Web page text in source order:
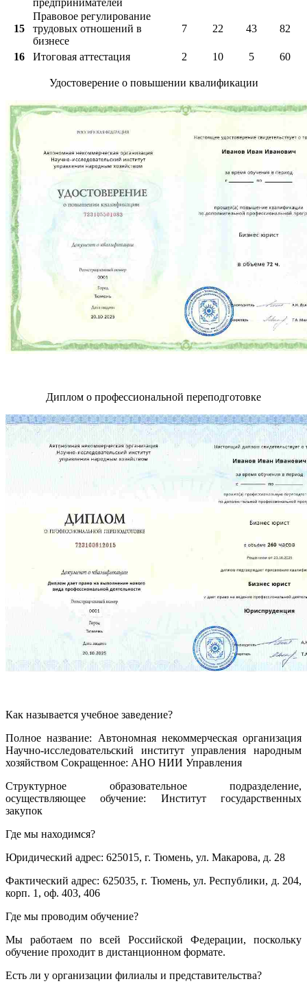
предпринимателей
15
Правовое регулирование
трудовых отношений в
бизнесе
7 22 43 82
16 Итоговая аттестация 2 10 5 60
Удостоверение о повышении квалификации
Диплом о профессиональной переподготовке
Как называется учебное заведение?
Полное название: Автономная некоммерческая организация
Научно-исследовательский институт управления народным
хозяйством Сокращенное: АНО НИИ Управления
Структурное образовательное подразделение,
осуществляющее обучение: Институт государственных
закупок
Где мы находимся?
Юридический адрес: 625015, г. Тюмень, ул. Макарова, д. 28
Фактический адрес: 625035, г. Тюмень, ул. Республики, д. 204,
корп. 1, оф. 403, 406
Где мы проводим обучение?
Мы работаем по всей Российской Федерации, поскольку
обучение проходит в дистанционном формате.
Есть ли у организации филиалы и представительства?